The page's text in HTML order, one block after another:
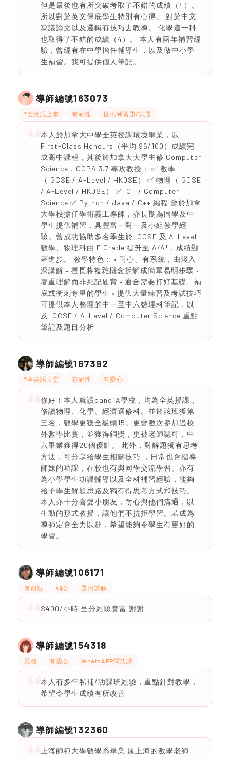
但是最後也有所突破考取了不錯的成績（4）。
所以對於英文保底學生特別有心得。 對於中文
寫議論文以及邏輯有技巧去教導。 化學這一科
也取得了不錯的成績（4）。 本人有兩年補習經
驗，曾經有在中學擔任輔導生，以及做中小學
生補習。我可提供個人筆記。
導師編號163073
*全英語上堂 有耐性 提供練習題/試題
本人於加拿大中學全英授課環境畢業，以
First-Class Honours（平均 96/100）成績完
成高中課程，其後於加拿大大學主修 Computer
Science，CGPA 3.7 專攻教授： ✅ 數學
（IGCSE / A-Level / HKDSE） ✅ 物理（IGCSE
/ A-Level / HKDSE） ✅ ICT / Computer
Science ✅ Python / Java / C++ 編程 曾於加拿
大學校擔任學術義工導師，亦長期為同學及中
學生提供補習，具豐富一對一及小組教學經
驗。曾成功協助多名學生於 IGCSE 及 A-Level
數學、物理科由 E Grade 提升至 A/A*，成績顯
著進步。 教學特色： • 耐心、有系統，由淺入
深講解 • 擅長將複雜概念拆解成簡單易明步驟 •
著重理解而非死記硬背 • 適合需要打好基礎、補
底或衝刺奪星的學生 • 提供大量練習及考試技巧
可提供本人整理的中一至中六數理科筆記，以
及 IGCSE / A-Level / Computer Science 重點
筆記及題目分析
導師編號167392
*全英語上堂 有耐性 有愛心
你好！本人就讀band1A學校，均為全英授課，
修讀物理、化學、經濟選修科。並於該班獲第
三名，數學更獲全級頭15。更曾數次參加過校
外數學比賽，並獲得銅獎，更被老師認可，中
六畢業獲得20個優點。 此外，對解題獨有思考
方法，可分享給學生相關技巧 ，日常也會指導
師妹的功課，在校也有與同學交流學習。亦有
為小學學生功課輔導以及全科補習經驗，能夠
給予學生解題思路及獨有得思考方式和技巧。
本人亦十分喜愛小朋友，耐心與他們溝通，以
生動的形式教授，讓他們不抗拒學習。若成為
導師定會全力以赴，希望能夠令學生有更好的
學習。
導師編號106171
有耐性 細心 題目講解
$400/小時 呈分經驗豐富 謝謝
導師編號154318
嚴格 有愛心 WhatsAPP問功課
本人有多年私補/功課班經驗，重點針對教學，
希望令學生成績有所改善
導師編號132360
上海師範大學數學系畢業 原上海的數學老師